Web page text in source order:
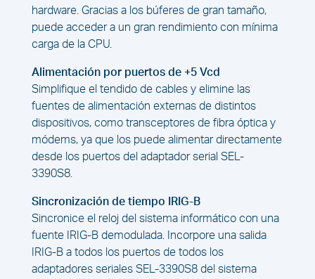
hardware. Gracias a los búferes de gran tamaño,
puede acceder a un gran rendimiento con mínima
carga de la CPU.
Alimentación por puertos de +5 Vcd
Simplifique el tendido de cables y elimine las
fuentes de alimentación externas de distintos
dispositivos, como transceptores de fibra óptica y
módems, ya que los puede alimentar directamente
desde los puertos del adaptador serial SEL-
3390S8.
Sincronización de tiempo IRIG-B
Sincronice el reloj del sistema informático con una
fuente IRIG-B demodulada. Incorpore una salida
IRIG-B a todos los puertos de todos los
adaptadores seriales SEL-3390S8 del sistema